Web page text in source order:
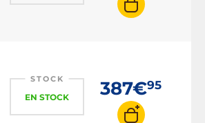
Cámara orientable
STOCK
EN STOCK 387€95